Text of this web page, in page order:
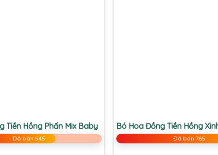
Tiền Hồng Phấn Mix Baby
Đã bán 545
Bó Hoa Đồng Tiền Hồng
Đã bán 765